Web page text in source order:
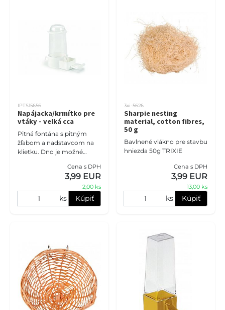
IPTS15656
Napájacka/krmítko pre
vtáky - velká cca
Pitná fontána s pitným
žľabom a nadstavcom na
klietku. Dno je možné
naplnila fontána. Dno má
ostrieža, takže váš vták
Cena s DPH
3,99 EUR
2,00 ks
ks Kúpiť
3xi-5626
Sharpie nesting
material, cotton fibres,
50 g
Bavlnené vlákno pre stavbu
hniezda 50g TRIXIE
Cena s DPH
3,99 EUR
13,00 ks
ks Kúpiť